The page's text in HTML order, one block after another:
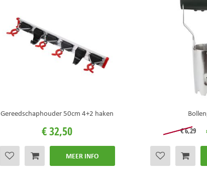
Gereedschaphouder 50cm 4+2 haken
€32,50
MEER INFO
€6,29